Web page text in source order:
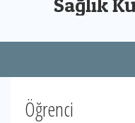
Sağlık
Öğrenci